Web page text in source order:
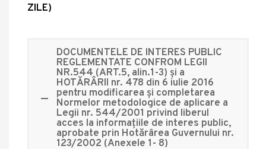
ZILE)
DOCUMENTELE DE INTERES PUBLIC
REGLEMENTATE CONFROM LEGII
NR.544 (ART.5, alin.1-3) și a
HOTĂRÂRII nr. 478 din 6 iulie 2016
pentru modificarea şi completarea
Normelor metodologice de aplicare a
Legii nr. 544/2001 privind liberul
acces la informaţiile de interes public,
aprobate prin Hotărârea Guvernului nr.
123/2002 (Anexele 1- 8)